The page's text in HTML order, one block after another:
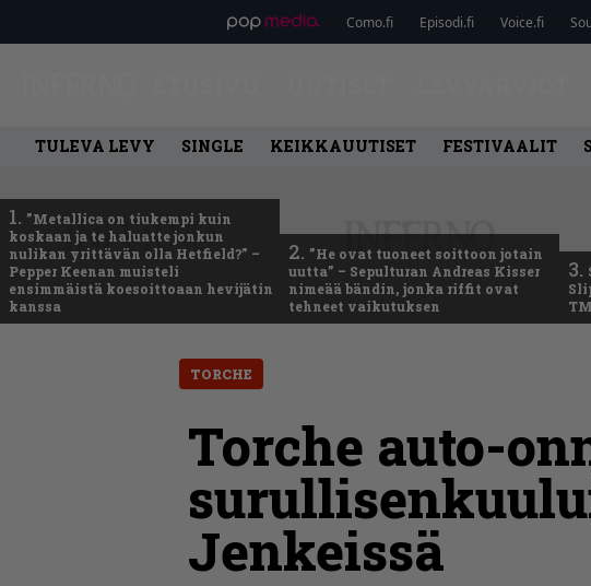
Como.fi Episodi.fi Voice.fi
TULEVA LEVY SINGLE KEIKKAUUTISET FESTIVAALIT
1. ”Metallica on tiukempi kuin
koskaan ja te haluatte jonkun
nulikan yrittävän olla Hetfield?” –
Pepper Keenan muisteli
ensimmäistä koesoittoaan hevijätin
kanssa
2. ”He ovat tuoneet soittoon jotain
uutta” – Sepulturan Andreas Kisser
nimeää bändin, jonka riffit ovat
tehneet vaikutuksen
3.
TORCHE
Torche auto-
Jenkeissä